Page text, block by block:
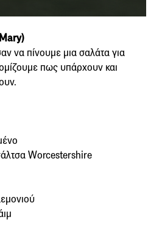
να πίνουμε μια σαλάτα για
πως υπάρχουν και
Worcestershire